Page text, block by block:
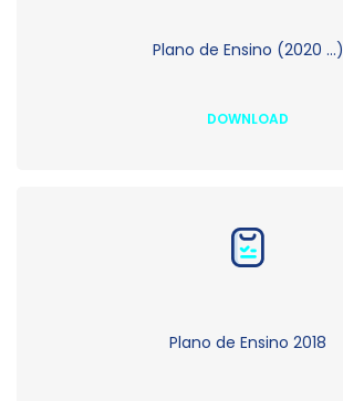
Plano de Ensino (2020 ...)
DOWNLOAD
Plano de Ensino 2018